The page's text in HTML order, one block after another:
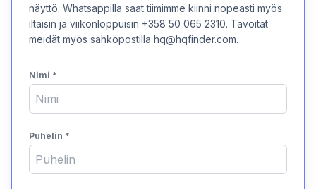
näyttö. Whatsappilla saat tiimimme kiinni nopeasti myös
iltaisin ja viikonloppuisin +358 50 065 2310. Tavoitat
meidät myös sähköpostilla hq@hqfinder.com.
Nimi *
Puhelin *